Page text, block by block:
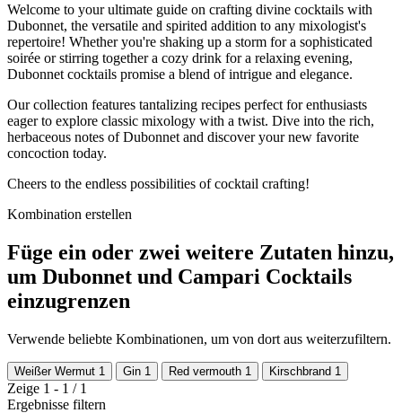
Welcome to your ultimate guide on crafting divine cocktails with
Dubonnet, the versatile and spirited addition to any mixologist's
repertoire! Whether you're shaking up a storm for a sophisticated
soirée or stirring together a cozy drink for a relaxing evening,
Dubonnet cocktails promise a blend of intrigue and elegance.
Our collection features tantalizing recipes perfect for enthusiasts
eager to explore classic mixology with a twist. Dive into the rich,
herbaceous notes of Dubonnet and discover your new favorite
concoction today.
Cheers to the endless possibilities of cocktail crafting!
Kombination erstellen
Füge ein oder zwei weitere Zutaten hinzu,
um Dubonnet und Campari Cocktails
einzugrenzen
Verwende beliebte Kombinationen, um von dort aus weiterzufiltern.
Weißer Wermut 1 Gin 1 Red vermouth 1 Kirschbrand 1
Zeige 1 - 1 / 1
Ergebnisse filtern